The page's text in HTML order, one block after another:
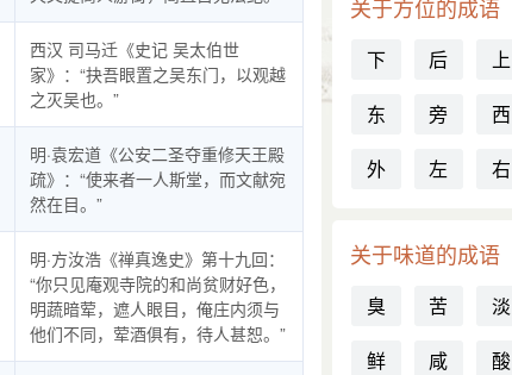
西汉 司马迁《史记 吴太伯世
家》：“抉吾眼置之吴东门，以观越
之灭吴也。”
明·袁宏道《公安二圣夺重修天王殿
疏》：“使来者一人斯堂，而文献宛
然在目。”
明·方汝浩《禅真逸史》第十九回：
“你只见庵观寺院的和尚贫财好色，
明蔬暗荤，遮人眼目，俺庄内须与
他们不同，荤酒俱有，待人甚恕。”
关于方位的成语
下 后 上
东
旁 西
外
左 右
关于味道的成语
臭 苦 淡
鲜
咸 酸